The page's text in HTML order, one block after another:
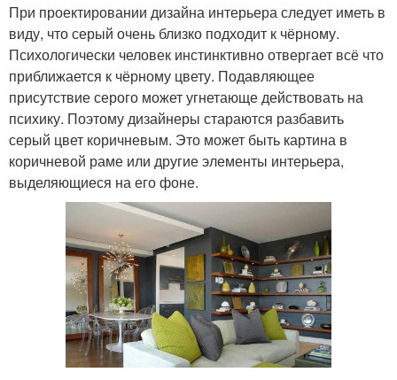
При проектировании дизайна интерьера следует иметь в
виду, что серый очень близко подходит к чёрному.
Психологически человек инстинктивно отвергает всё что
приближается к чёрному цвету. Подавляющее
присутствие серого может угнетающе действовать на
психику. Поэтому дизайнеры стараются разбавить
серый цвет коричневым. Это может быть картина в
коричневой раме или другие элементы интерьера,
выделяющиеся на его фоне.